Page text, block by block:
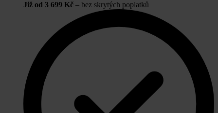
Již od 3 699 Kč – bez skrytých poplatků